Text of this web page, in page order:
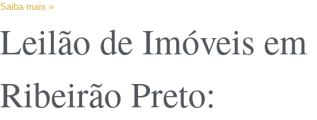
Saiba mais »
Leilão de Imóveis em
Ribeirão Preto: